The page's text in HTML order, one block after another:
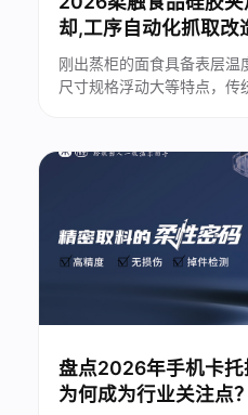
却,工序自动化抓取改
刚出蒸柜的面食具备表层温
尺寸规格浮动大等特点，传
盘点2026年手机卡
为何成为行业关注点？